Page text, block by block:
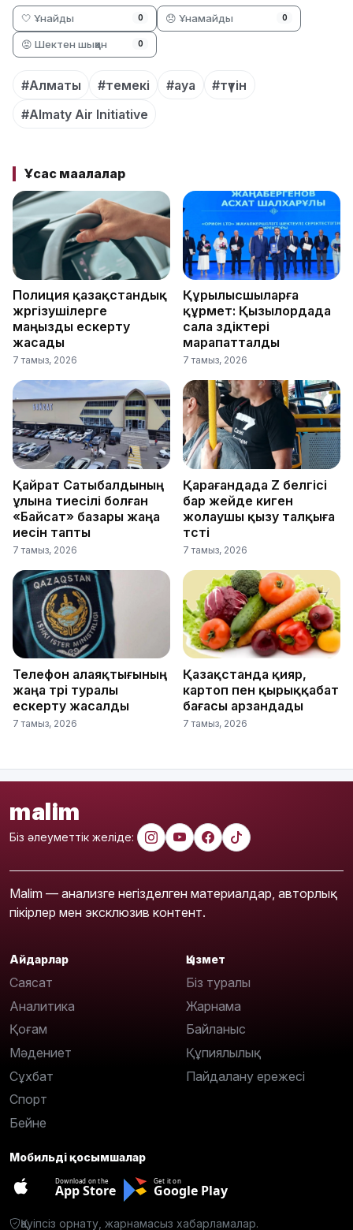
🤍 Ұнайды 0 😞 Ұнамайды 0
😡 Шектен шыққан 0
#Алматы #темекі #ауа
#түтін
#Almaty Air Initiative
Ұқсас мақалалар
Полиция қазақстандық
жүргізушілерге
маңызды ескерту
жасады
7 тамыз, 2026
Құрылысшыларға
құрмет: Қызылордада
сала үздіктері
марапатталды
7 тамыз, 2026
Қайрат Сатыбалдының
ұлына тиесілі болған
«Байсат» базары жаңа
иесін тапты
7 тамыз, 2026
Қарағандада Z белгісі
бар жейде киген
жолаушы қызу талқыға
түсті
7 тамыз, 2026
Телефон алаяқтығының
жаңа түрі туралы
ескерту жасалды
7 тамыз, 2026
Қазақстанда қияр,
картоп пен қырыққабат
бағасы арзандады
7 тамыз, 2026
malim
Біз әлеуметтік желіде:
Malim — анализге негізделген материалдар, авторлық
пікірлер мен эксклюзив контент.
Айдарлар
Саясат
Аналитика
Қоғам
Мәдениет
Сұхбат
Спорт
Бейне
Қызмет
Біз туралы
Жарнама
Байланыс
Құпиялылық
Пайдалану ережесі
Мобильді қосымшалар
Download on the
App Store
Get it on
Google Play
Қауіпсіз орнату, жарнамасыз хабарламалар.